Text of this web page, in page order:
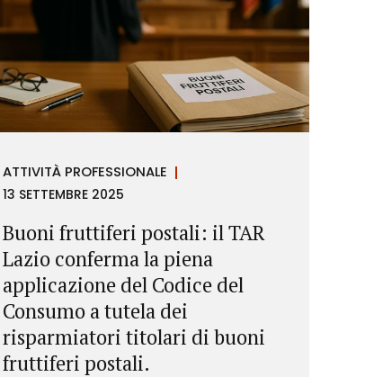
ATTIVITÀ PROFESSIONALE
13 SETTEMBRE 2025
Buoni fruttiferi postali: il TAR
Lazio conferma la piena
applicazione del Codice del
Consumo a tutela dei
risparmiatori titolari di buoni
fruttiferi postali.